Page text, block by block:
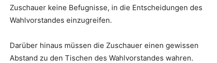
Zuschauer keine Befugnisse, in die Entscheidungen des
Wahlvorstandes einzugreifen.
Darüber hinaus müssen die Zuschauer einen gewissen
Abstand zu den Tischen des Wahlvorstandes wahren.